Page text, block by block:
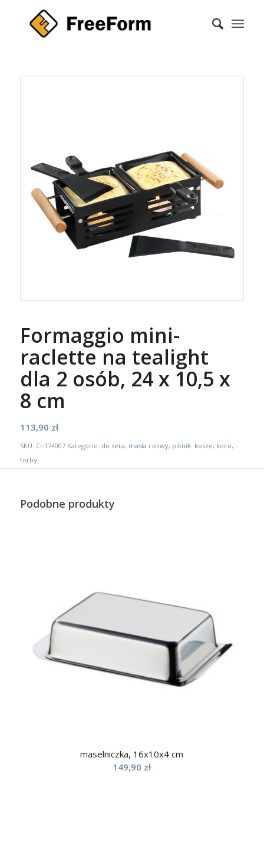
Formaggio mini-
raclette na tealight
dla 2 osób, 24 x 10,5 x
8 cm
113,90 zł
SKU: CI-174007 Kategorie: do sera, masła i oliwy, piknik: kosze, koce,
torby
Podobne produkty
maselniczka, 16x10x4 cm
149,90 zł